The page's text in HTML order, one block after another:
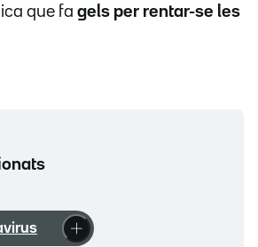
que fa gels per rentar-se les